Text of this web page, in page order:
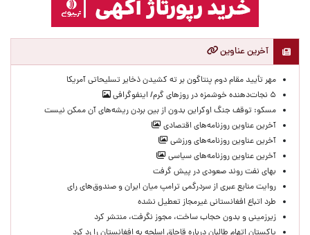
آخرین عناوین
مهر تأیید مقام دوم پنتاگون بر ته کشیدن ذخایر تسلیحاتی آمریکا
۵ نجات‌دهنده خوشمزه در روزهای گرم/ اینفوگرافی
مسکو: توقف جنگ اوکراین بدون از بین بردن ریشه‌های آن ممکن نیست
آخرین عناوین روزنامه‌های اقتصادی
آخرین عناوین روزنامه‌های ورزشی
آخرین عناوین روزنامه‌های سیاسی
بهای نفت روند صعودی در پیش گرفت
روایت منابع عبری از سردرگمی ترامپ میان ایران و صندوق‌های رای
طرد اتباع افغانستانی غیرمجاز تعطیل نشده
زیرزمینی و بدون حجاب ساخت، مجوز نگرفت، منتشر کرد